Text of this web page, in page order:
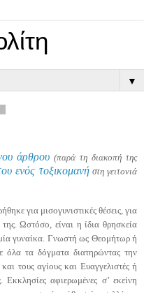
▼
άρθρου (παρά τη διακοπή της
ενός τοξικομανήστη γειτονιά
για μισογυνιστικές θέσεις, για
Ωστόσο, είναι η ίδια θρησκεία
γυναίκα. Γνωστή ως Θεομήτωρή
όλα τα δόγματα διατηρώντας την
τους αγίους και Ευαγγελιστές ή
Εκκλησίες αφιερωμένες σ’ εκείνη